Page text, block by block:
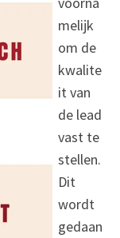
melijk
om de
kwalite
it van
de lead
vast te
stellen.
Dit
wordt
gedaan